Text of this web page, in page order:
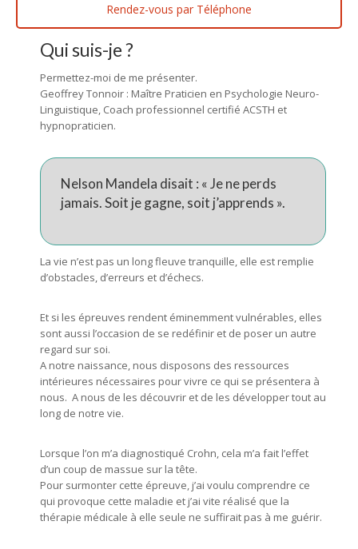
Qui suis-je ?
Permettez-moi de me présenter.
Geoffrey Tonnoir : Maître Praticien en Psychologie Neuro-
Linguistique, Coach professionnel certifié ACSTH et
hypnopraticien.
Nelson Mandela disait : « Je ne perds
jamais. Soit je gagne, soit j’apprends ».
La vie n’est pas un long fleuve tranquille, elle est remplie
d’obstacles, d’erreurs et d’échecs.
Et si les épreuves rendent éminemment vulnérables, elles
sont aussi l’occasion de se redéfinir et de poser un autre
regard sur soi.
A notre naissance, nous disposons des ressources
intérieures nécessaires pour vivre ce qui se présentera à
nous. A nous de les découvrir et de les développer tout au
long de notre vie.
Lorsque l’on m’a diagnostiqué Crohn, cela m’a fait l’effet
d’un coup de massue sur la tête.
Pour surmonter cette épreuve, j’ai voulu comprendre ce
qui provoque cette maladie et j’ai vite réalisé que la
thérapie médicale à elle seule ne suffirait pas à me guérir.
Rendez-vous par Téléphone